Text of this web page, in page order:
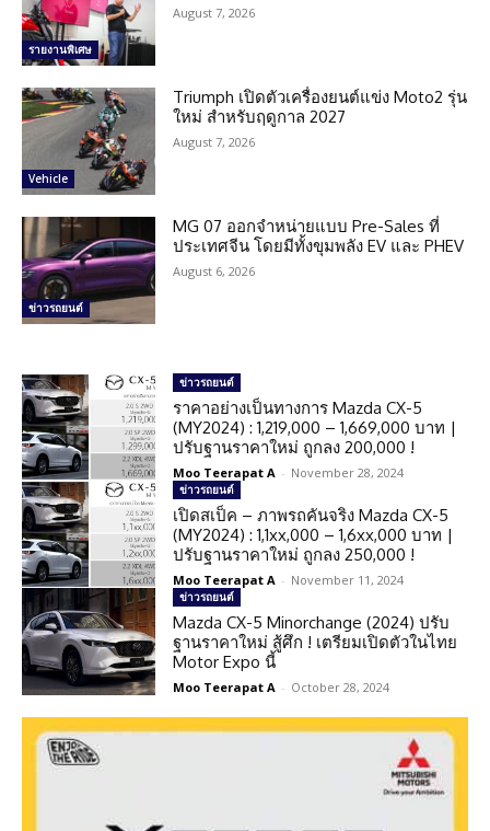
รายงานพิเศษ
August 7, 2026
Vehicle
Triumph เปิดตัวเครื่องยนต์แข่ง Moto2 รุ่น
ใหม่ สำหรับฤดูกาล 2027
August 7, 2026
ข่าวรถยนต์
MG 07 ออกจำหน่ายแบบ Pre-Sales ที่
ประเทศจีน โดยมีทั้งขุมพลัง EV และ PHEV
August 6, 2026
ข่าวรถยนต์
ราคาอย่างเป็นทางการ Mazda CX-5
(MY2024) : 1,219,000 – 1,669,000 บาท |
ปรับฐานราคาใหม่ ถูกลง 200,000 !
Moo Teerapat A - November 28, 2024
ข่าวรถยนต์
เปิดสเป็ค – ภาพรถคันจริง Mazda CX-5
(MY2024) : 1,1xx,000 – 1,6xx,000 บาท |
ปรับฐานราคาใหม่ ถูกลง 250,000 !
Moo Teerapat A - November 11, 2024
ข่าวรถยนต์
Mazda CX-5 Minorchange (2024) ปรับ
ฐานราคาใหม่ สู้ศึก ! เตรียมเปิดตัวในไทย
Motor Expo นี้
Moo Teerapat A - October 28, 2024